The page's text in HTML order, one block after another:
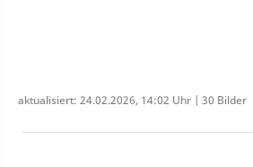
aktualisiert: 24.02.2026, 14:02 Uhr | 30 Bilder